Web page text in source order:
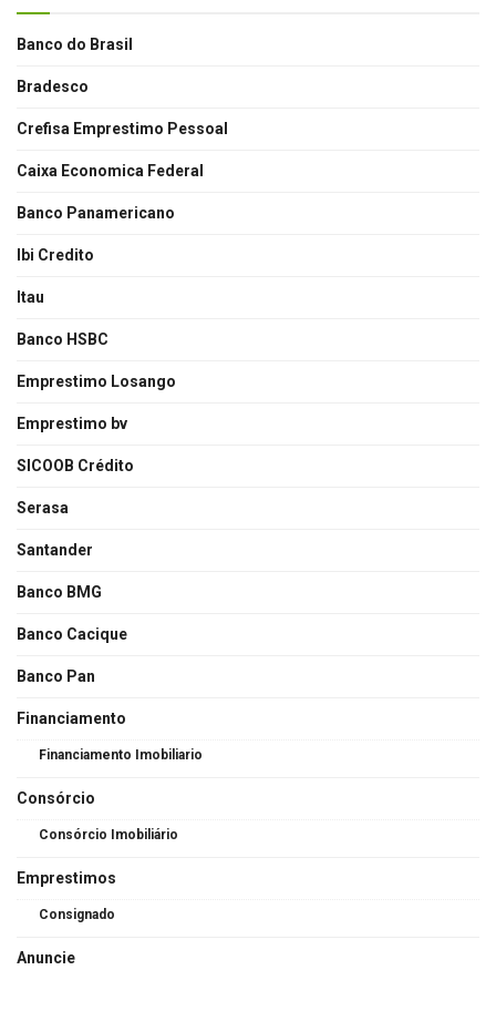
Banco do Brasil
Bradesco
Crefisa Emprestimo Pessoal
Caixa Economica Federal
Banco Panamericano
Ibi Credito
Itau
Banco HSBC
Emprestimo Losango
Emprestimo bv
SICOOB Crédito
Serasa
Santander
Banco BMG
Banco Cacique
Banco Pan
Financiamento
Financiamento Imobiliario
Consórcio
Consórcio Imobiliário
Emprestimos
Consignado
Anuncie